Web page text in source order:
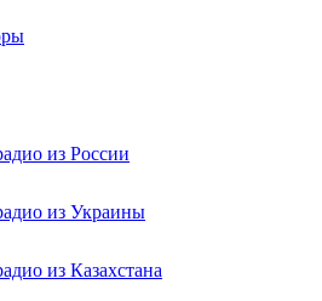
из России
из Украины
из Казахстана